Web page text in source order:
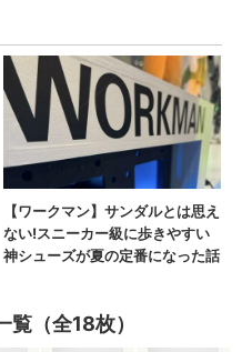
覧（全18枚）